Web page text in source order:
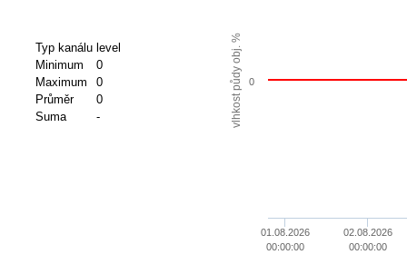
Typ kanálu level
Minimum
0
Maximum
0
Průměr
0
Suma
- vlhkost půdy obj. %
01.08.2026
00:00:00
02.08.2026
00:00:00
0